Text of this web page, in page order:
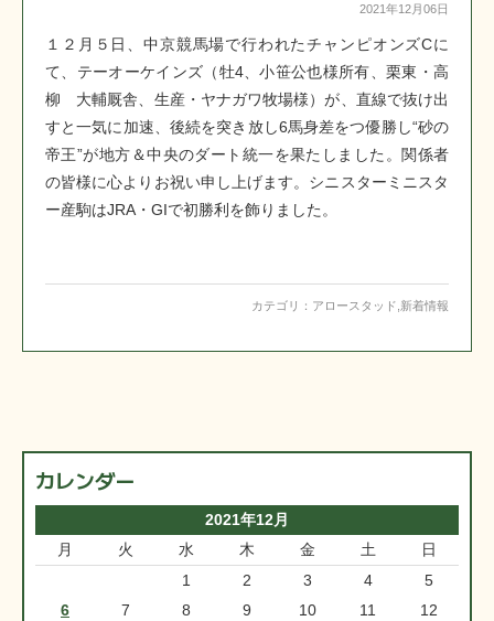
2021年12月06日
１２月５日、中京競馬場で行われたチャンピオンズCに
て、テーオーケインズ（牡4、小笹公也様所有、栗東・高
柳 大輔厩舎、生産・ヤナガワ牧場様）が、直線で抜け出
すと一気に加速、後続を突き放し6馬身差をつ優勝し“砂の
帝王”が地方＆中央のダート統一を果たしました。関係者
の皆様に心よりお祝い申し上げます。シニスターミニスタ
ー産駒はJRA・GIで初勝利を飾りました。
カテゴリ： アロースタッド 新着情報
カレンダー
2021年12月
月
火 水 木 金 土
日
1
2 3 4
5
6
7 8 9 10 11 12